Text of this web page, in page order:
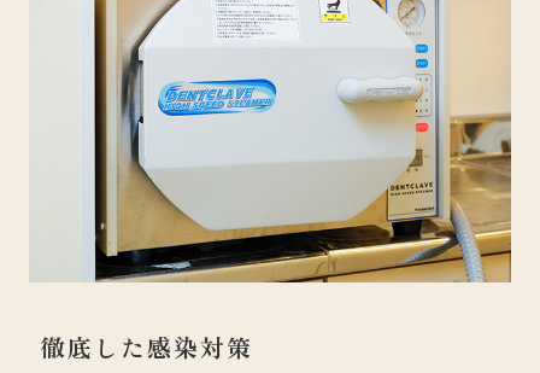
徹底した感染対策